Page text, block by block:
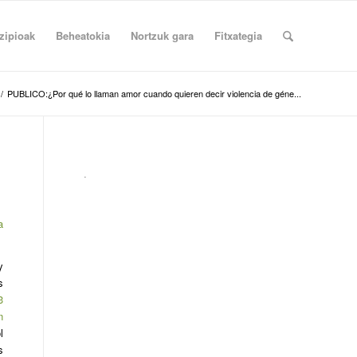
Beheatokia Nortzuk gara Fitxategia
/ PUBLICO:¿Por qué lo llaman amor cuando quieren decir violencia de géne...
.